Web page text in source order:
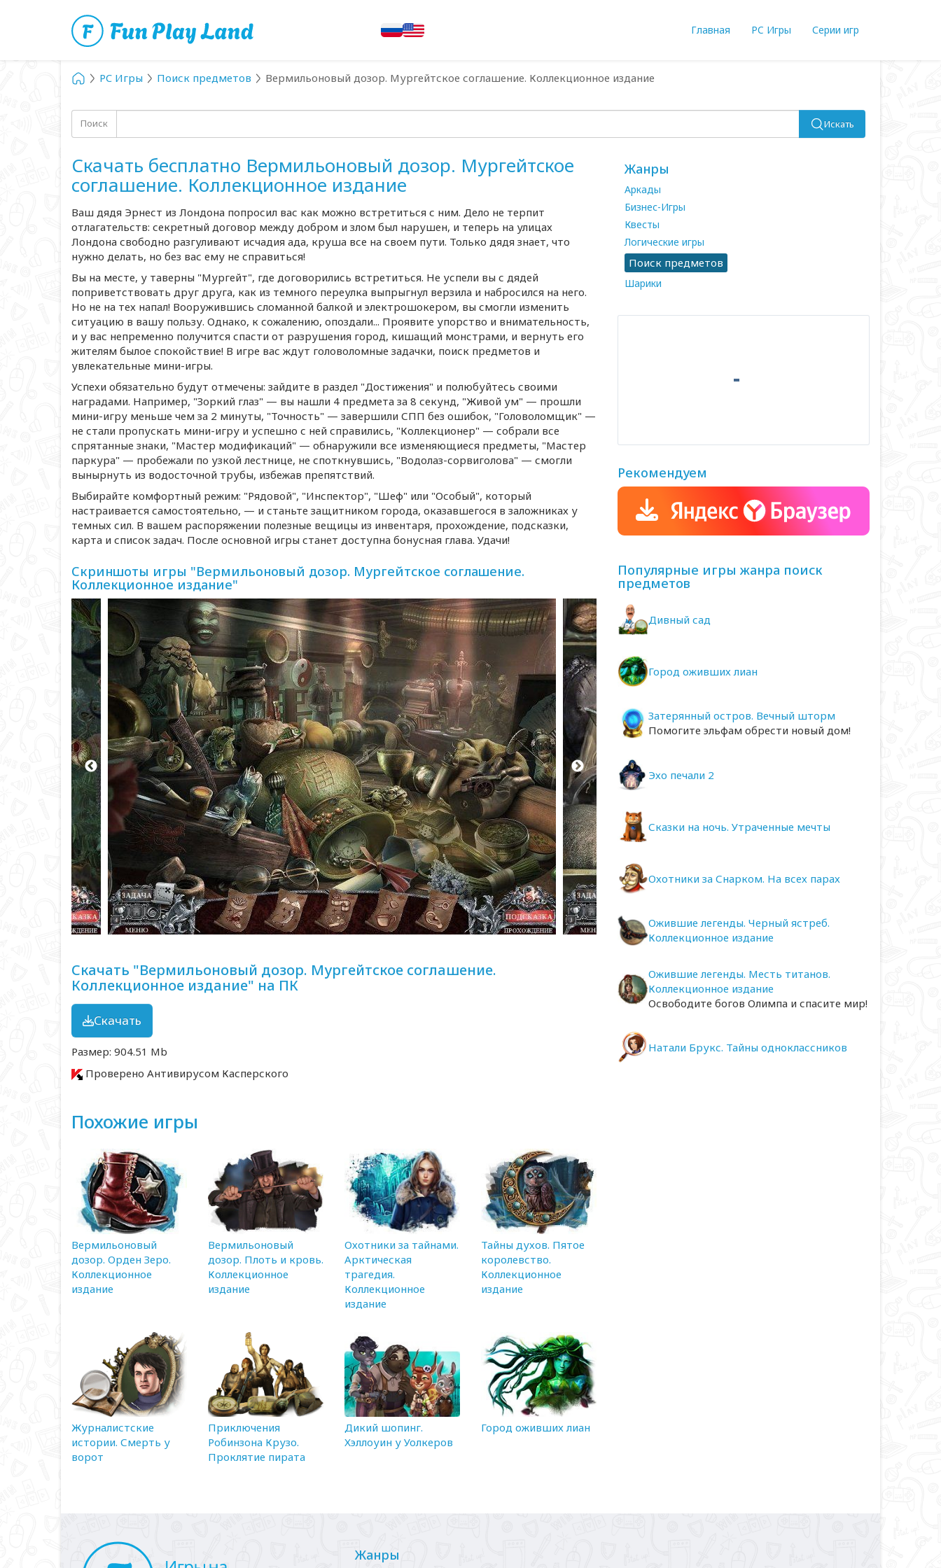
Главная PC Игры Серии игр
PC Игры Поиск предметов Вермильоновый дозор. Мургейтское соглашение. Коллекционное издание
Поиск Искать
Скачать бесплатно Вермильоновый дозор. Мургейтское
соглашение. Коллекционное издание
Ваш дядя Эрнест из Лондона попросил вас как можно встретиться с ним. Дело не терпит
отлагательств: секретный договор между добром и злом был нарушен, и теперь на улицах
Лондона свободно разгуливают исчадия ада, круша все на своем пути. Только дядя знает, что
нужно делать, но без вас ему не справиться!
Вы на месте, у таверны "Мургейт", где договорились встретиться. Не успели вы с дядей
поприветствовать друг друга, как из темного переулка выпрыгнул верзила и набросился на него.
Но не на тех напал! Вооружившись сломанной балкой и электрошокером, вы смогли изменить
ситуацию в вашу пользу. Однако, к сожалению, опоздали... Проявите упорство и внимательность,
и у вас непременно получится спасти от разрушения город, кишащий монстрами, и вернуть его
жителям былое спокойствие! В игре вас ждут головоломные задачки, поиск предметов и
увлекательные мини-игры.
Успехи обязательно будут отмечены: зайдите в раздел "Достижения" и полюбуйтесь своими
наградами. Например, "Зоркий глаз" — вы нашли 4 предмета за 8 секунд, "Живой ум" — прошли
мини-игру меньше чем за 2 минуты, "Точность" — завершили СПП без ошибок, "Головоломщик" —
не стали пропускать мини-игру и успешно с ней справились, "Коллекционер" — собрали все
спрятанные знаки, "Мастер модификаций" — обнаружили все изменяющиеся предметы, "Мастер
паркура" — пробежали по узкой лестнице, не споткнувшись, "Водолаз-сорвиголова" — смогли
вынырнуть из водосточной трубы, избежав препятствий.
Выбирайте комфортный режим: "Рядовой", "Инспектор", "Шеф" или "Особый", который
настраивается самостоятельно, — и станьте защитником города, оказавшегося в заложниках у
темных сил. В вашем распоряжении полезные вещицы из инвентаря, прохождение, подсказки,
карта и список задач. После основной игры станет доступна бонусная глава. Удачи!
Скриншоты игры "Вермильоновый дозор. Мургейтское соглашение.
Коллекционное издание"
Скачать "Вермильоновый дозор. Мургейтское соглашение.
Коллекционное издание" на ПК
Скачать
Размер: 904.51 Mb
Проверено Антивирусом Касперского
Похожие игры
Вермильоновый
дозор. Орден Зеро.
Коллекционное
издание
Вермильоновый
дозор. Плоть и кровь.
Коллекционное
издание
Охотники за тайнами.
Арктическая
трагедия.
Коллекционное
издание
Тайны духов. Пятое
королевство.
Коллекционное
издание
Журналистские
истории. Смерть у
ворот
Приключения
Робинзона Крузо.
Проклятие пирата
Дикий шопинг.
Хэллоуин у Уолкеров
Город оживших лиан
Жанры
Аркады
Бизнес-Игры
Квесты
Логические игры
Поиск предметов
Шарики
Рекомендуем
Популярные игры жанра поиск
предметов
Дивный сад
Город оживших лиан
Затерянный остров. Вечный шторм
Помогите эльфам обрести новый дом!
Эхо печали 2
Сказки на ночь. Утраченные мечты
Охотники за Снарком. На всех парах
Ожившие легенды. Черный ястреб.
Коллекционное издание
Ожившие легенды. Месть титанов.
Коллекционное издание
Освободите богов Олимпа и спасите мир!
Натали Брукс. Тайны одноклассников
Жанры